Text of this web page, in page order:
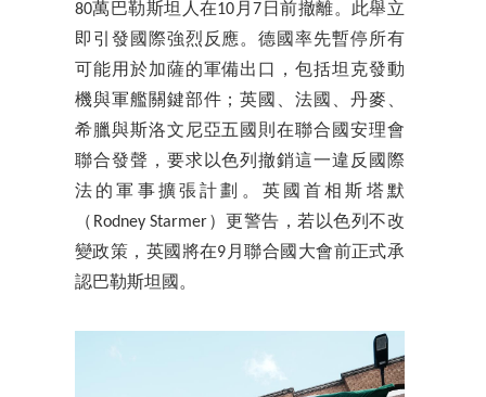
80萬巴勒斯坦人在10月7日前撤離。此舉立
即引發國際強烈反應。德國率先暫停所有
可能用於加薩的軍備出口，包括坦克發動
機與軍艦關鍵部件；英國、法國、丹麥、
希臘與斯洛文尼亞五國則在聯合國安理會
聯合發聲，要求以色列撤銷這一違反國際
法的軍事擴張計劃。英國首相斯塔默
（Rodney Starmer）更警告，若以色列不改
變政策，英國將在9月聯合國大會前正式承
認巴勒斯坦國。